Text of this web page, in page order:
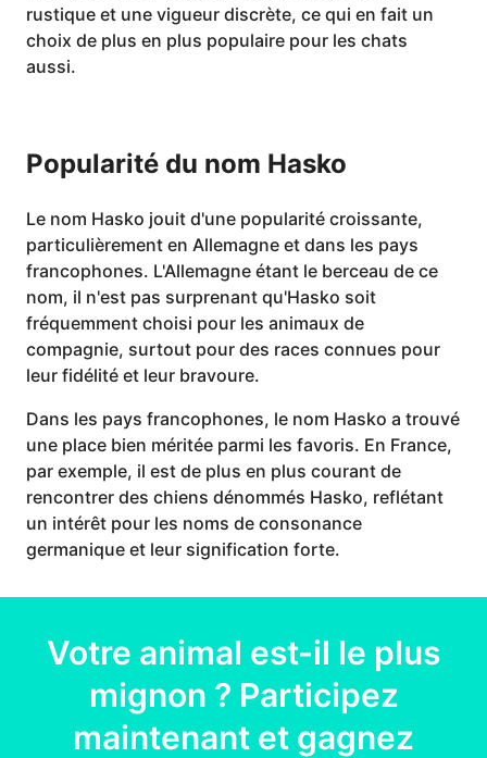
rustique et une vigueur discrète, ce qui en fait un
choix de plus en plus populaire pour les chats
aussi.
Popularité du nom Hasko
Le nom Hasko jouit d'une popularité croissante,
particulièrement en Allemagne et dans les pays
francophones. L'Allemagne étant le berceau de ce
nom, il n'est pas surprenant qu'Hasko soit
fréquemment choisi pour les animaux de
compagnie, surtout pour des races connues pour
leur fidélité et leur bravoure.
Dans les pays francophones, le nom Hasko a trouvé
une place bien méritée parmi les favoris. En France,
par exemple, il est de plus en plus courant de
rencontrer des chiens dénommés Hasko, reflétant
un intérêt pour les noms de consonance
germanique et leur signification forte.
Votre animal est-il le plus
mignon ? Participez
maintenant et gagnez